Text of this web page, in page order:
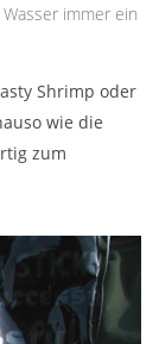
immer ein
Shrimp oder
wie die
zum